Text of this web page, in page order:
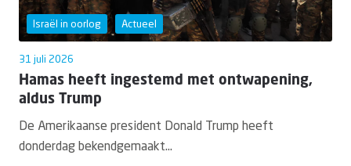
Israël in oorlog Actueel
31 juli 2026
Hamas heeft ingestemd met ontwapening,
aldus Trump
De Amerikaanse president Donald Trump heeft
donderdag bekendgemaakt...